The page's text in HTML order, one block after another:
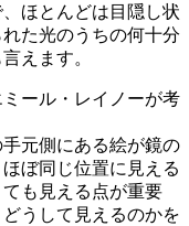
ほとんどは目隠し状
た光のうちの何十分
えます。
ール・レイノーが考
元側にある絵が鏡の
ぼ同じ位置に見える
も見える点が重要
うして見えるのかを